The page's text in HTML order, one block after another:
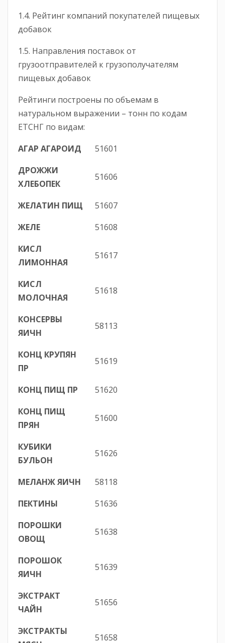
1.4. Рейтинг компаний покупателей пищевых
добавок
1.5. Направления поставок от
грузоотправителей к грузополучателям
пищевых добавок
Рейтинги построены по объемам в
натуральном выражении – тонн по кодам
ЕТСНГ по видам:
АГАР АГАРОИД
51601
ДРОЖЖИ
ХЛЕБОПЕК
51606
ЖЕЛАТИН ПИЩ
51607
ЖЕЛЕ
51608
КИСЛ
ЛИМОННАЯ
51617
КИСЛ
МОЛОЧНАЯ
51618
КОНСЕРВЫ
ЯИЧН
58113
КОНЦ КРУПЯН
ПР
51619
КОНЦ ПИЩ ПР
51620
КОНЦ ПИЩ
ПРЯН
51600
КУБИКИ
БУЛЬОН
51626
МЕЛАНЖ ЯИЧН
58118
ПЕКТИНЫ
51636
ПОРОШКИ
ОВОЩ
51638
ПОРОШОК
ЯИЧН
51639
ЭКСТРАКТ
ЧАЙН
51656
ЭКСТРАКТЫ
51658